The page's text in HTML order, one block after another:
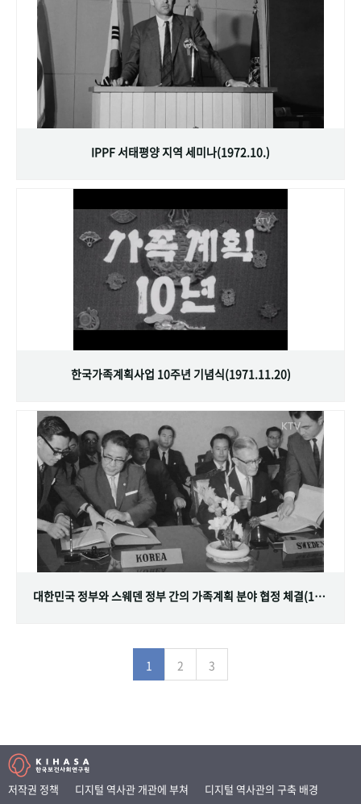
IPPF 서태평양 지역 세미나(1972.10.)
한국가족계획사업 10주년 기념식(1971.11.20)
대한민국 정부와 스웨덴 정부 간의 가족계획 분야 협정 체결(1968.07.12)
1 2 3
저작권 정책 디지털 역사관 개관에 부쳐
디지털 역사관의 구축 배경